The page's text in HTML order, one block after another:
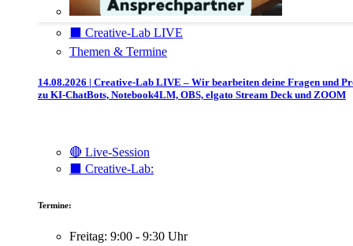
⬛️ Creative-Lab LIVE
Themen & Termine
14.08.2026 | Creative-Lab LIVE – Wir bearbeiten deine Fragen und
zu KI-ChatBots, Notebook4LM, OBS, elgato Stream Deck und ZOOM
🔴 Live-Session
⬛️ Creative-Lab:
Termine:
Freitag: 9:00 - 9:30 Uhr